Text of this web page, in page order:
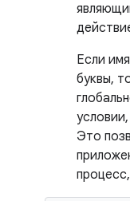
Если
буквы,
Это